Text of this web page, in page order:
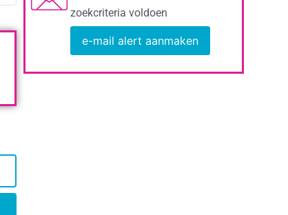
zoekcriteria voldoen
e-mail alert aanmaken